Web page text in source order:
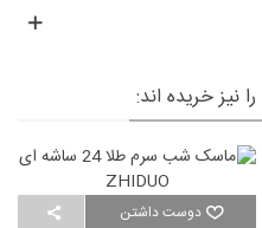
نیز خریده اند:
دوست داشتن